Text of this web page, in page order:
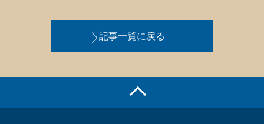
記事一覧に戻る